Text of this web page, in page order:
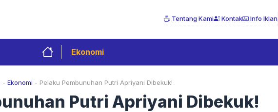
Tentang Kami Kontak Info Iklan
Ekonomi
- Ekonomi - Pelaku Pembunuhan Putri Apriyani Dibekuk!
Putri Apriyani Dibekuk!